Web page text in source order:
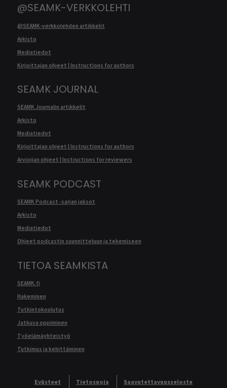
@SEAMK-VERKKOLEHTI
@SEAMK-verkkolehden artikkelit
Arkisto
Mediatiedot
Kirjoittajan ohjeet | Instructions for authors
SEAMK JOURNAL
SEAMK Journalin artikkelit
Arkisto
Mediatiedot
Kirjoittajan ohjeet | Instructions for authors
Arvioijan ohjeet | Instructions for reviewers
SEAMK PODCAST
SEAMK Podcast -sarjan jaksot
Arkisto
Mediatiedot
Ohjeet podcastin suunnitteluun ja tekemiseen
TIETOA SEAMKISTA
SEAMK.fi
Hakeminen
Tutkintokoulutus
Jatkuva oppiminen
Työelämäyhteistyö
Tutkimus ja kehittäminen
Evästeet Tietosuoja Saavutettavuusseloste